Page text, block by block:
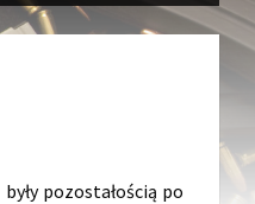
pozostałością po